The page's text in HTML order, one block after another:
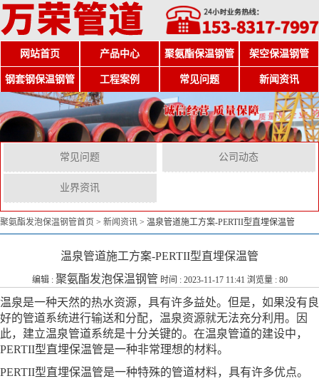
网站首页 产品中心 聚氨酯保温钢管 架空保温钢管
钢套钢保温钢管 工程案例 常见问题 新闻资讯
常见问题 公司动态
业界资讯
聚氨酯发泡保温钢管首页 > 新闻资讯 > 温泉管道施工方案-PERTII型直埋保温管
温泉管道施工方案-PERTII型直埋保温管
编辑 : 聚氨酯发泡保温钢管 时间 : 2023-11-17 11:41 浏览量 : 80
温泉是一种天然的热水资源，具有许多益处。但是，如果没有良
好的管道系统进行输送和分配，温泉资源就无法充分利用。因
此，建立温泉管道系统是十分关键的。在温泉管道的建设中，
PERTII型直埋保温管是一种非常理想的材料。
PERTII型直埋保温管是一种特殊的管道材料，具有许多优点。